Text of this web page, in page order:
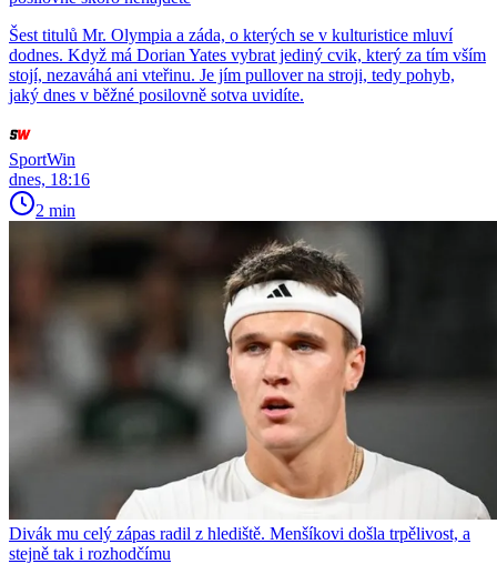
Šest titulů Mr. Olympia a záda, o kterých se v kulturistice mluví
dodnes. Když má Dorian Yates vybrat jediný cvik, který za tím vším
stojí, nezaváhá ani vteřinu. Je jím pullover na stroji, tedy pohyb,
jaký dnes v běžné posilovně sotva uvidíte.
SportWin
dnes, 18:16
2 min
Divák mu celý zápas radil z hlediště. Menšíkovi došla trpělivost, a
stejně tak i rozhodčímu